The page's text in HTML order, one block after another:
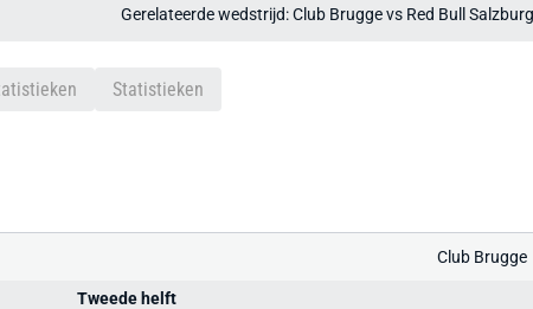
Gerelateerde wedstrijd: Club Brugge vs Red Bull Salzburg
Statistieken
Club Brugge
Tweede helft